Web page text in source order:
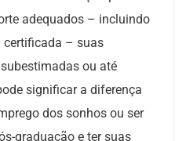
adequados – incluindo
certificada – suas
ou até
significar a diferença
dos sonhos ou ser
graduação e ter suas